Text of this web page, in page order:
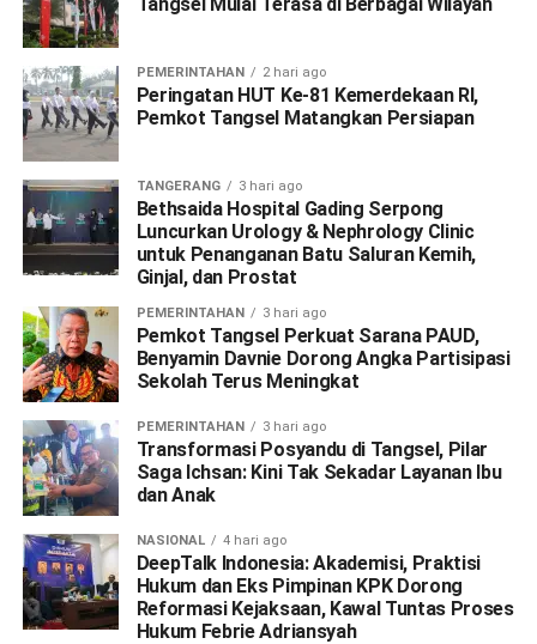
PEMERINTAHAN 2 hari ago
Peringatan HUT Ke-81 Kemerdekaan RI,
Pemkot Tangsel Matangkan Persiapan
TANGERANG 3 hari ago
Bethsaida Hospital Gading Serpong
Luncurkan Urology & Nephrology Clinic
untuk Penanganan Batu Saluran Kemih,
Ginjal, dan Prostat
PEMERINTAHAN 3 hari ago
Pemkot Tangsel Perkuat Sarana PAUD,
Benyamin Davnie Dorong Angka Partisipasi
Sekolah Terus Meningkat
PEMERINTAHAN 3 hari ago
Transformasi Posyandu di Tangsel, Pilar
Saga Ichsan: Kini Tak Sekadar Layanan Ibu
dan Anak
NASIONAL 4 hari ago
DeepTalk Indonesia: Akademisi, Praktisi
Hukum dan Eks Pimpinan KPK Dorong
Reformasi Kejaksaan, Kawal Tuntas Proses
Hukum Febrie Adriansyah